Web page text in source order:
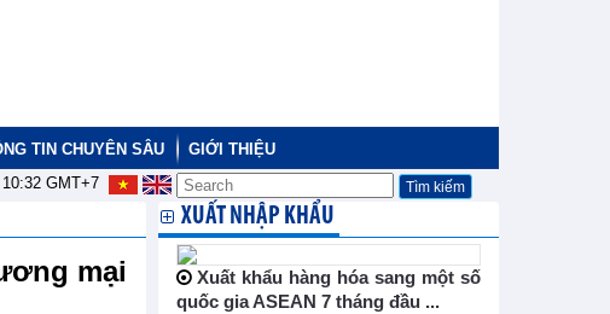
TIN CHUYÊN SÂU
GIỚI THIỆU
10:32GMT+7
mại
XUẤT NHẬP KHẨU
Xuất khẩu hàng hóa sang một số
quốc gia ASEAN 7 tháng đầu ...